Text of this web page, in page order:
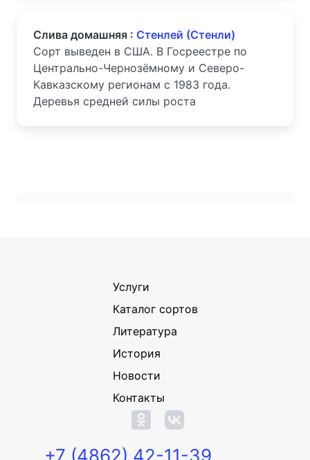
Слива домашняя : Стенлей (Стенли)
Сорт выведен в США. В Госреестре по
Центрально-Чернозёмному и Северо-
Кавказскому регионам с 1983 года.
Деревья средней силы роста
Услуги
Каталог сортов
Литература
История
Новости
Контакты
+7 (4862) 42-11-39